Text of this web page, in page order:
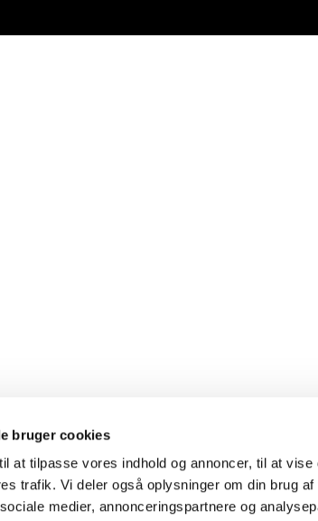
bruger cookies
at tilpasse vores indhold og annoncer, til at
trafik. Vi deler også oplysninger om din brug
medier, annonceringspartnere og